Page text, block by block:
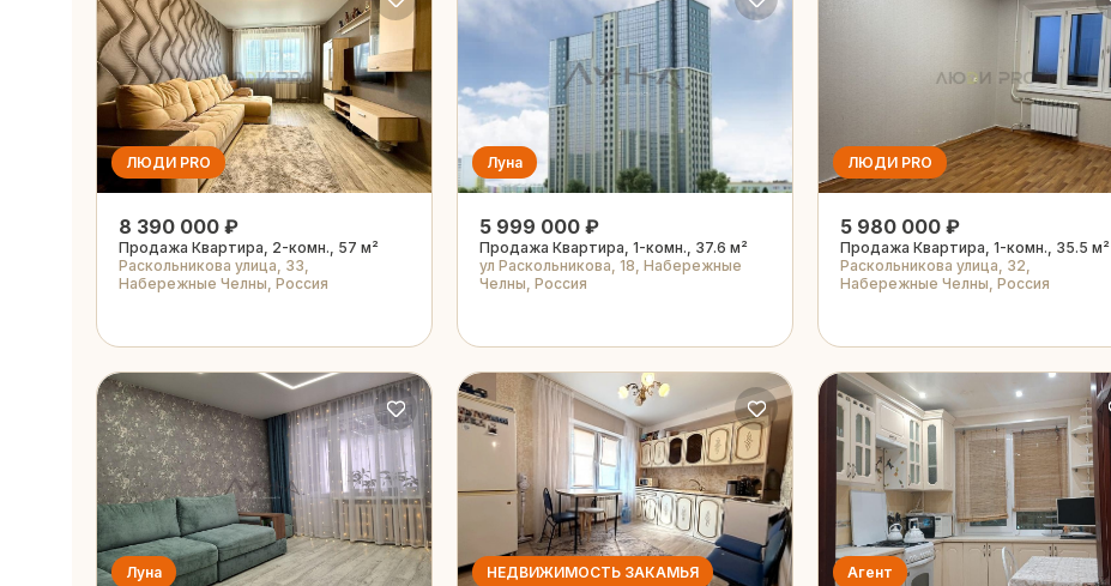
ЛЮДИ PRO
8 390 000 ₽
Продажа Квартира, 2-комн., 57 м²
Раскольникова улица, 33,
Набережные Челны, Россия
Луна
5 999 000 ₽
Продажа Квартира, 1-комн., 37.6 м²
ул Раскольникова, 18, Набережные
Челны, Россия
ЛЮДИ PRO
5 980 000 ₽
Продажа Квартира, 1-комн., 35.5 м²
Раскольникова улица, 32,
Набережные Челны, Россия
Луна НЕДВИЖИМОСТЬ ЗАКАМЬЯ Агент